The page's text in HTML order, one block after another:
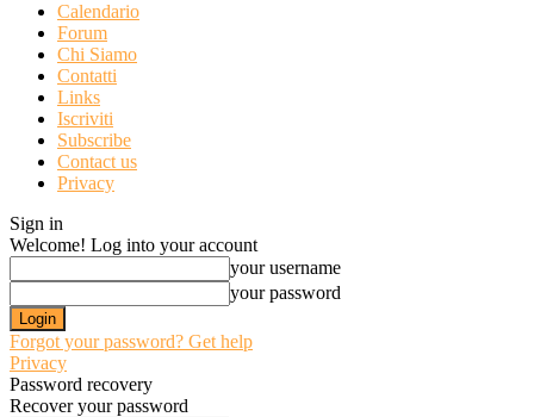
Calendario
Forum
Chi Siamo
Contatti
Links
Iscriviti
Subscribe
Contact us
Privacy
Sign in
Welcome! Log into your account
your username
your password
Forgot your password? Get help
Privacy
Password recovery
Recover your password